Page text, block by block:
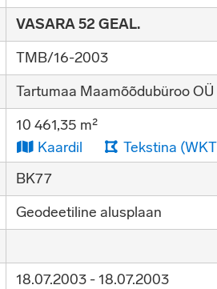
VASARA 52 GEAL.
TMB/16-2003
Tartumaa Maamõõdubüroo OÜ
10 461,35 m²
Kaardil
Tekstina
BK77
Geodeetiline alusplaan
18.07.2003 - 18.07.2003